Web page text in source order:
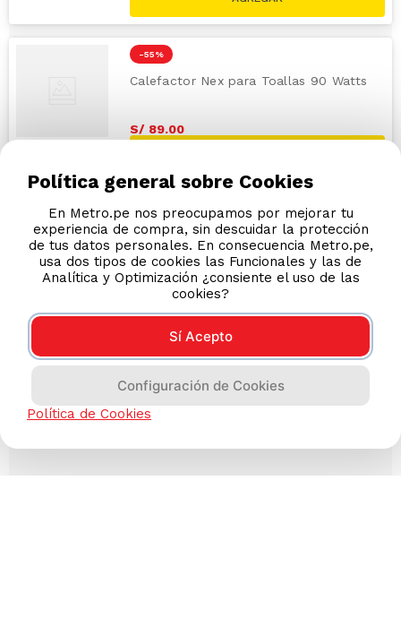
-55 %
Calefactor Nex para Toallas 90 Watts
S/ 89.00
Política general sobre Cookies
En Metro.pe nos preocupamos por mejorar tu
experiencia de compra, sin descuidar la protección
de tus datos personales. En consecuencia Metro.pe,
usa dos tipos de cookies las Funcionales y las de
Analítica y Optimización ¿consiente el uso de las
cookies?
Sí Acepto
Configuración de Cookies
Política de Cookies